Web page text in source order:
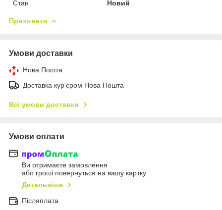
Стан
Новий
Приховати
Умови доставки
Нова Пошта
Доставка кур'єром Нова Пошта
Всі умови доставки
Умови оплати
Ви отримаєте замовлення
або гроші повернуться на вашу картку
Детальніше
Післяплата